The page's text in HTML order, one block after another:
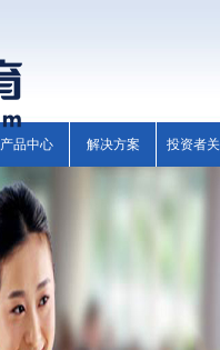
产品中心 解决方案 投资者